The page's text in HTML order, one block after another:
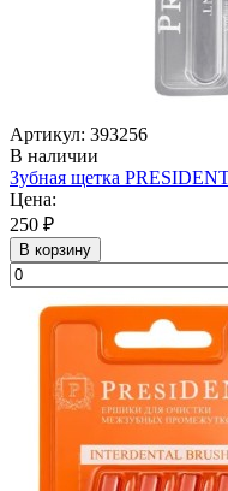
Артикул: 393256
В наличии
Зубная щетка
Цена:
250 ₽
В корзину